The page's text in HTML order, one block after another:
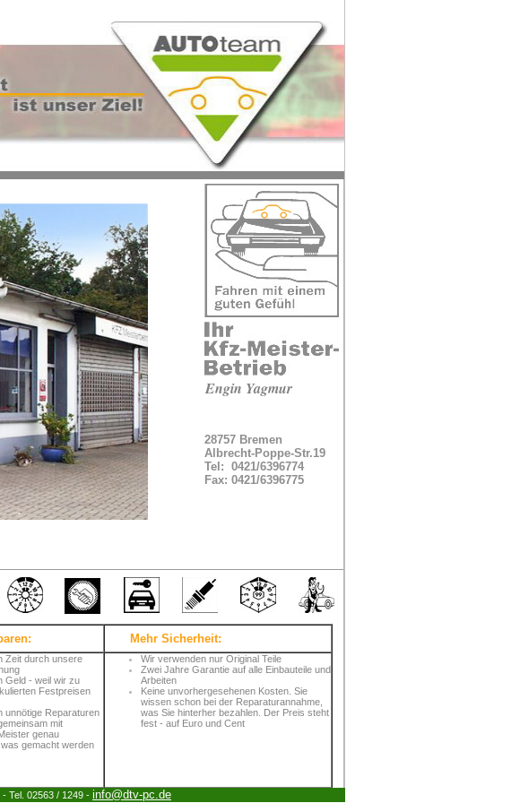
Mehr Sicherheit:
Zeit durch unsere
Geld - weil wir zu
Festpreisen
unnötige Reparaturen
mit
genau
gemacht werden
Wir verwenden nur Original Teile
Zwei Jahre Garantie auf alle Einbauteile und
Arbeiten
Keine unvorhergesehenen Kosten. Sie
wissen schon bei der Reparaturannahme,
was Sie hinterher bezahlen. Der Preis steht
fest - auf Euro und Cent
28757 Bremen
Albrecht-Poppe-Str.19
Tel: 0421/6396774
Fax: 0421/6396775
Tel. 02563 / 1249 - info@dtv-pc.de
Engin Yagmur